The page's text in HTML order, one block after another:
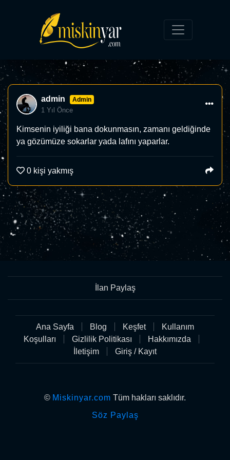
admin Admin
1 Yıl Önce
Kimsenin iyiliği bana dokunmasın, zamanı geldiğinde
ya gözümüze sokarlar yada lafını yaparlar.
0 kişi yakmış
İlan Paylaş
Ana Sayfa Blog Keşfet
Kullanım
Koşulları
Gizlilik Politikası
Hakkımızda
İletişim
Giriş / Kayıt
© Miskinyar.com Tüm hakları saklıdır.
Söz Paylaş